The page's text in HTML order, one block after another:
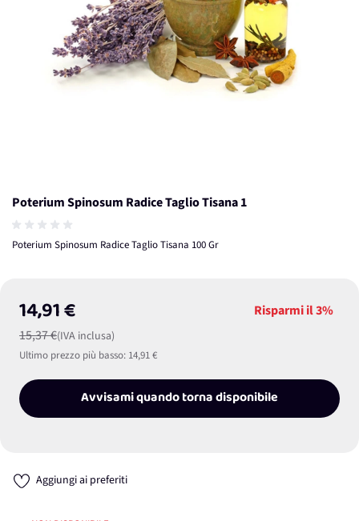
Poterium Spinosum Radice Taglio Tisana 1
Poterium Spinosum Radice Taglio Tisana 100 Gr
14,91 €
15,37 €(IVA inclusa)
Risparmi il3%
Ultimo prezzo più basso: 14,91 €
Avvisami quando torna disponibile
Aggiungi ai preferiti